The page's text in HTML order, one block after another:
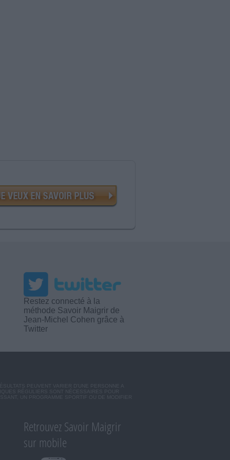
Restez connecté à la
méthode Savoir Maigrir de
Jean-Michel Cohen grâce à
Twitter
PEUVENT VARIER D'UNE PERSONNE A
RÉGULIERS SONT NÉCESSAIRES POUR
UN PROGRAMME SPORTIF OU DE MODIFIER
Retrouvez Savoir Maigrir
sur mobile